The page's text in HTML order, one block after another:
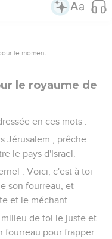
le moment.
le royaume de
en ces mots :
Jérusalem ; prêche
le pays d'Israël.
: Voici, c'est à toi
son fourreau, et
et le méchant.
de toi le juste et
fourreau pour frapper